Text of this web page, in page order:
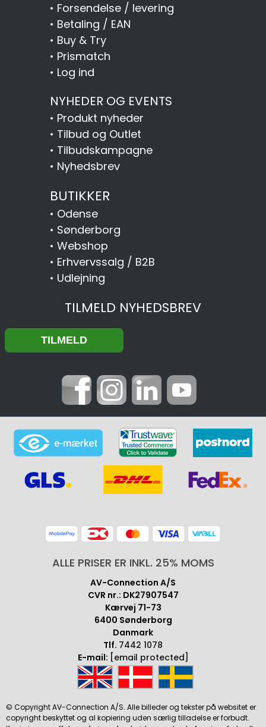
• Forsendelse / levering
• Betaling / EAN
• Buy & Try
• Prismatch
• Log ind
NYHEDER OG EVENTS
• Produkt nyheder
• Tilbud og Outlet
• Tilbudskampagne
• Nyhedsbrev
BUTIKKER
• Odense
• Sønderborg
• Webshop
• Erhvervssalg / B2B
• Udlejning
TILMELD NYHEDSBREV
ALLE PRISER ER INKL. 25% MOMS
AV-Connection A/S
CVR nr.: DK27907547
Kærvej 71-73
6400 Sønderborg
Danmark
Tlf. 7442 1078
E-mail: [email protected]
© Copyright AV-Connection A/S. Alle billeder og tekster på websitet er
copyright beskyttet og al kopiering uden særlig tilladelse er forbudt.